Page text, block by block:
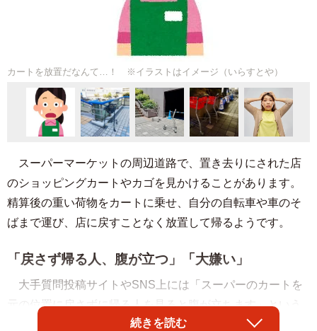
カートを放置だなんて…！ ※イラストはイメージ（いらすとや）
スーパーマーケットの周辺道路で、置き去りにされた店
のショッピングカートやカゴを見かけることがあります。
精算後の重い荷物をカートに乗せ、自分の自転車や車のそ
ばまで運び、店に戻すことなく放置して帰るようです。
「戻さず帰る人、腹が立つ」「大嫌い」
大手質問投稿サイトやSNS上には「スーパーのカートを
元の位置に戻さずに帰る人を見ると腹が立ちます」という
声が多数あり、マナーが悪い、自分さえよければという人
続きを読む